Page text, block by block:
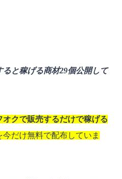
ると稼げる商材29個公開して
オクで販売するだけで稼げる
今だけ無料で配布していま